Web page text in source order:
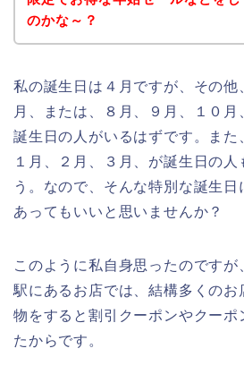
のかな～？
私の誕生日は４月ですが、その他
月、または、８月、９月、１０
誕生日の人がいるはずです。また
１月、２月、３月、が誕生日の人
う。なので、そんな特別な誕生
あってもいいと思いませんか？
このように私自身思ったのです
駅にあるお店では、結構多くのお
物をすると割引クーポンやクーポ
たからです。